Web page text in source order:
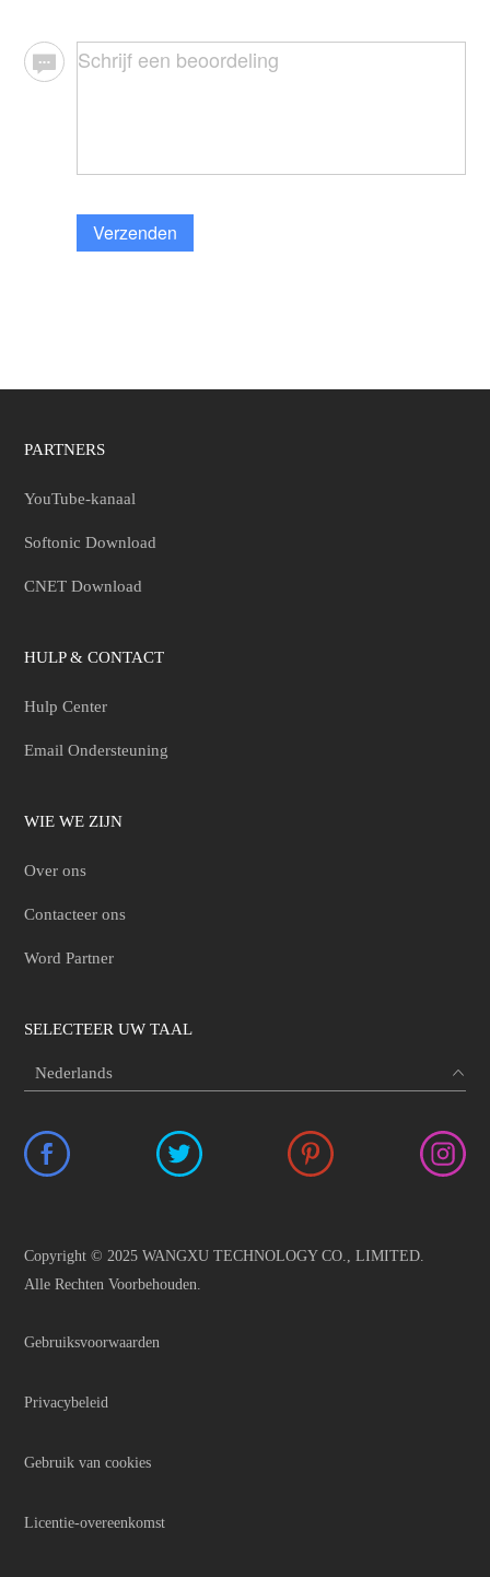
Verzenden
PARTNERS
YouTube-kanaal
Softonic Download
CNET Download
HULP & CONTACT
Hulp Center
Email Ondersteuning
WIE WE ZIJN
Over ons
Contacteer ons
Word Partner
SELECTEER UW TAAL
Copyright © 2025 WANGXU TECHNOLOGY CO., LIMITED.
Alle Rechten Voorbehouden.
Gebruiksvoorwaarden
Privacybeleid
Gebruik van cookies
Licentie-overeenkomst